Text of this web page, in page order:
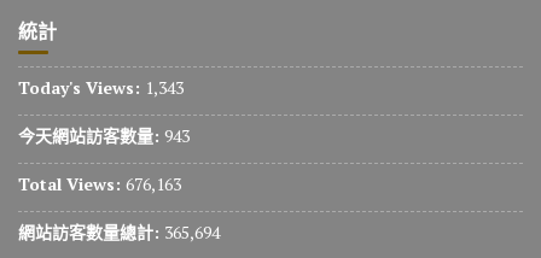
統計
Today's Views: 1,343
今天網站訪客數量: 943
Total Views: 676,163
網站訪客數量總計: 365,694